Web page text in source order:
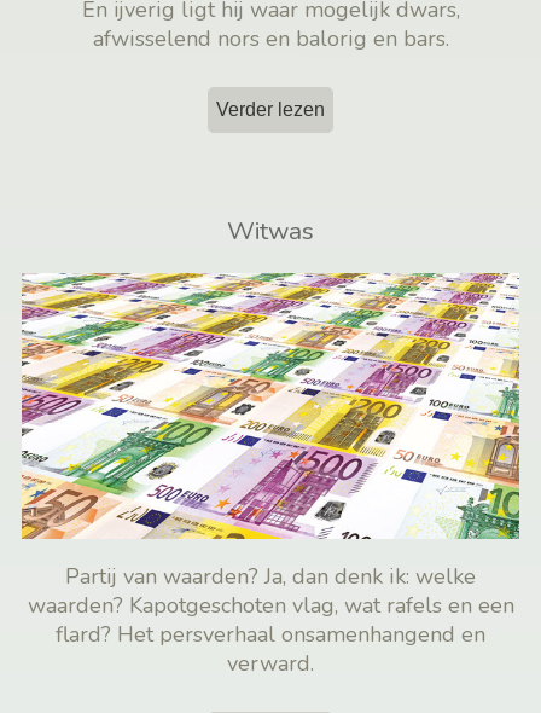
En ijverig ligt hij waar mogelijk dwars,
afwisselend nors en balorig en bars.
Verder lezen
Witwas
Partij van waarden? Ja, dan denk ik: welke
waarden? Kapotgeschoten vlag, wat rafels en een
flard? Het persverhaal onsamenhangend en
verward.